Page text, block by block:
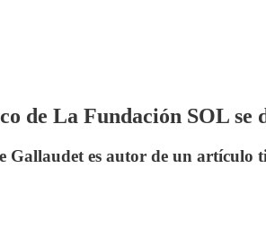
de La Fundación SOL se
es autor de un artículo